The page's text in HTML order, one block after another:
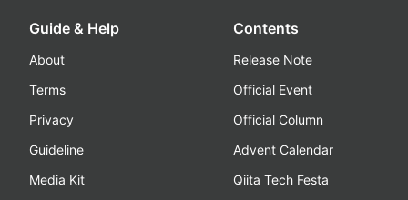
Guide & Help
About
Terms
Privacy
Guideline
Media Kit
Contents
Release Note
Official Event
Official Column
Advent Calendar
Qiita Tech Festa